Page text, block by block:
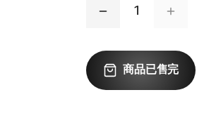
1
商品已售完